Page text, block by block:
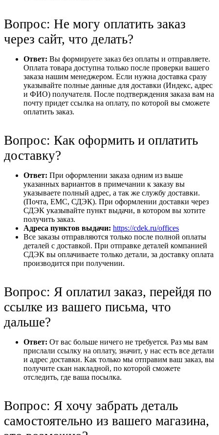
Вопрос: Не могу оплатить заказ
через сайт, что делать?
Ответ: Вы формируете заказ без оплаты и отправляете.
Оплата товара доступна только после проверки вашего
заказа нашим менеджером. Если нужна доставка сразу
указывайте полные данные для доставки (Индекс, адрес
и ФИО) получателя. После подтверждения заказа вам на
почту придет ссылка на оплату, по которой вы сможете
оплатить заказ.
Вопрос: Как оформить и оплатить
доставку?
Ответ: При оформлении заказа одним из выше
указанных вариантов в примечании к заказу вы
указываете полный адрес, а так же службу доставки.
(Почта, ЕМС, СДЭК). При оформлении доставки через
СДЭК указывайте пункт выдачи, в котором вы хотите
получить заказ.
Адреса пунктов выдачи: https://cdek.ru/offices
Все заказы отправляются только после полной оплаты
деталей с доставкой. При отправке деталей компанией
СДЭК вы оплачиваете только детали, за доставку оплата
производится при получении.
Вопрос: Я оплатил заказ, перейдя по
ссылке из вашего письма, что
дальше?
Ответ: От вас больше ничего не требуется. Раз мы вам
прислали ссылку на оплату, значит, у нас есть все детали
и адрес доставки. Как только мы отправим ваш заказ, вы
получите скан накладной, по которой сможете
отследить, где ваша посылка.
Вопрос: Я хочу забрать деталь
самостоятельно из вашего магазина,